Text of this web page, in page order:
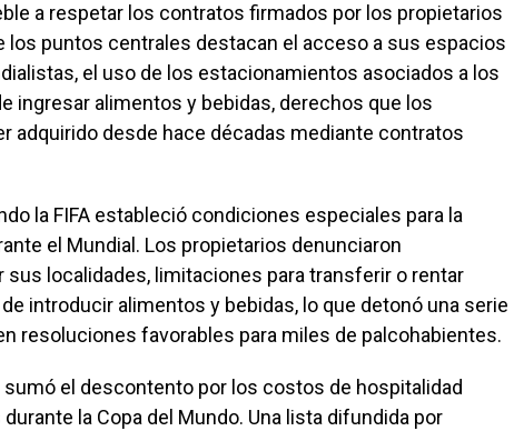
a respetar los contratos firmados por los propietarios
los puntos centrales destacan el acceso a sus espacios
el uso de los estacionamientos asociados a los
ingresar alimentos y bebidas, derechos que los
adquirido desde hace décadas mediante contratos
la FIFA estableció condiciones especiales para la
el Mundial. Los propietarios denunciaron
localidades, limitaciones para transferir o rentar
introducir alimentos y bebidas, lo que detonó una serie
resoluciones favorables para miles de palcohabientes.
el descontento por los costos de hospitalidad
la Copa del Mundo. Una lista difundida por